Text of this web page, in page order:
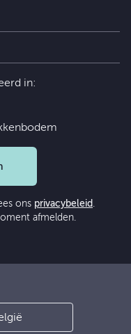
in:
ons privacybeleid .
afmelden.
België